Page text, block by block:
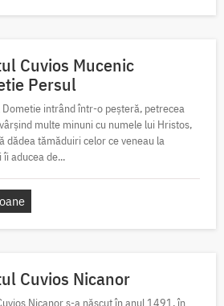
Cuvios Mucenic
Persul
Dometie intrând într-o peșteră, petrecea
multe minuni cu numele lui Hristos,
dădea tămăduiri celor ce veneau la
îi aducea de...
Cuvios Nicanor